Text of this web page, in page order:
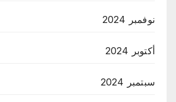
نوفمبر 2024
أكتوبر 2024
سبتمبر 2024